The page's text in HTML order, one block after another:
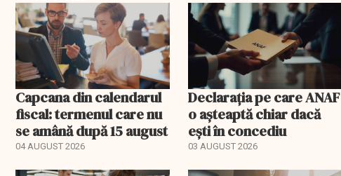
Capcana din calendarul
fiscal: termenul care nu
se amână după 15 august
04 AUGUST 2026
Declarația pe care ANAF
o așteaptă chiar dacă
ești în concediu
03 AUGUST 2026